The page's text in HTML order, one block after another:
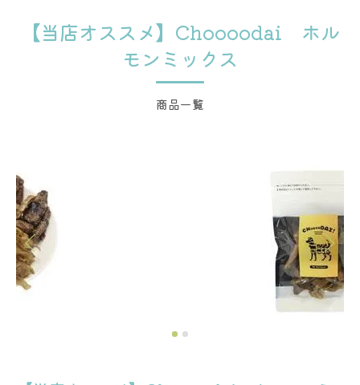
商品一覧
【当店オススメ】Choooodai ホル
モンミックス